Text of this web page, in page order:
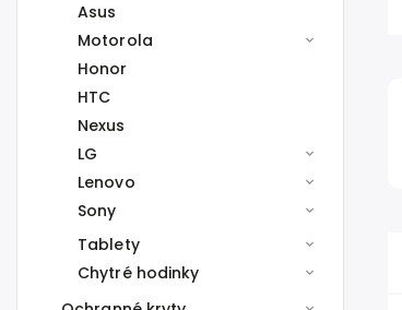
Asus
Motorola
Honor
HTC
Nexus
LG
Lenovo
Sony
Tablety
Chytré hodinky